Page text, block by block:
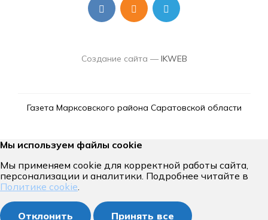
Создание сайта — IKWEB
Газета Марксовского района Саратовской области
Мы используем файлы cookie
Мы применяем cookie для корректной работы сайта,
персонализации и аналитики. Подробнее читайте в
Политике cookie.
Отклонить Принять все